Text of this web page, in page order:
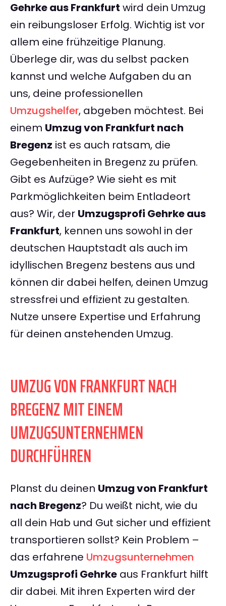
Gehrke aus Frankfurt wird dein Umzug
ein reibungsloser Erfolg. Wichtig ist vor
allem eine frühzeitige Planung.
Überlege dir, was du selbst packen
kannst und welche Aufgaben du an
uns, deine professionellen
Umzugshelfer, abgeben möchtest. Bei
einem Umzug von Frankfurt nach
Bregenz ist es auch ratsam, die
Gegebenheiten in Bregenz zu prüfen.
Gibt es Aufzüge? Wie sieht es mit
Parkmöglichkeiten beim Entladeort
aus? Wir, der Umzugsprofi Gehrke aus
Frankfurt, kennen uns sowohl in der
deutschen Hauptstadt als auch im
idyllischen Bregenz bestens aus und
können dir dabei helfen, deinen Umzug
stressfrei und effizient zu gestalten.
Nutze unsere Expertise und Erfahrung
für deinen anstehenden Umzug.
UMZUG VON FRANKFURT NACH
BREGENZ MIT EINEM
UMZUGSUNTERNEHMEN
DURCHFÜHREN
Planst du deinen Umzug von Frankfurt
nach Bregenz? Du weißt nicht, wie du
all dein Hab und Gut sicher und effizient
transportieren sollst? Kein Problem –
das erfahrene Umzugsunternehmen
Umzugsprofi Gehrke aus Frankfurt hilft
dir dabei. Mit ihren Experten wird der